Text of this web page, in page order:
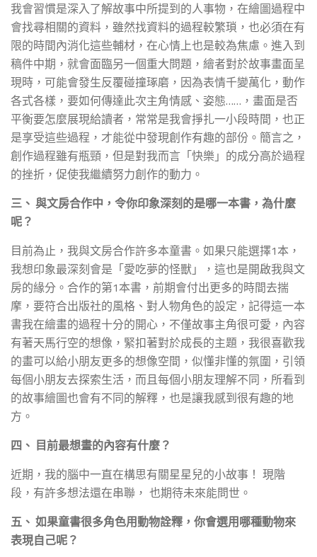
我會習慣是深入了解故事中所提到的人事物，在繪圖過程中
會找尋相關的資料，雖然找資料的過程較繁瑣，也必須在有
限的時間內消化這些輔材，在心情上也是較為焦慮。進入到
稿件中期，就會面臨另一個重大問題，繪者對於故事畫面呈
現時，可能會發生反覆碰撞琢磨，因為表情千變萬化，動作
各式各樣，要如何傳達此次主角情感、姿態……，畫面是否
平衡要怎麼展現給讀者，常常是我會掙扎一小段時間，也正
是享受這些過程，才能從中發現創作有趣的部份。簡言之，
創作過程雖有瓶頸，但是對我而言「快樂」的成分高於過程
的挫折，促使我繼續努力創作的動力。
三、 與文房合作中，令你印象深刻的是哪一本書，為什麼
呢？
目前為止，我與文房合作許多本童書。如果只能選擇1本，
我想印象最深刻會是「愛吃夢的怪獸」，這也是開啟我與文
房的緣分。合作的第1本書，前期會付出更多的時間去揣
摩，要符合出版社的風格、對人物角色的設定，記得這一本
書我在繪畫的過程十分的開心，不僅故事主角很可愛，內容
有著天馬行空的想像，緊扣著對於成長的主題，我很喜歡我
的畫可以給小朋友更多的想像空間，似懂非懂的氛圍，引領
每個小朋友去探索生活，而且每個小朋友理解不同，所看到
的故事繪圖也會有不同的解釋，也是讓我感到很有趣的地
方。
四、 目前最想畫的內容有什麼？
近期，我的腦中一直在構思有關星星兒的小故事！ 現階
段，有許多想法還在串聯， 也期待未來能問世。
五、 如果童書很多角色用動物詮釋，你會選用哪種動物來
表現自己呢？